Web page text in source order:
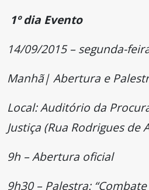
1º dia Evento
14/09/2015 – segunda-
Manhã| Abertura e
Local: Auditório da
Justiça (Rua Rodrigues
9h – Abertura oficial
9h30 – Palestra: